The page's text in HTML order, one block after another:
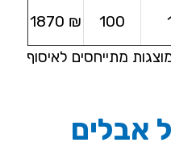
100
₪ 1870
מתייחסים לאיסוף
אבלים